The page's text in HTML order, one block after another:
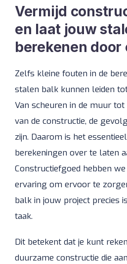
Vermijd
en laat jouw
berekenen door
Zelfs kleine fouten in de
stalen balk kunnen leiden
Van scheuren in de muur
van de constructie, de
zijn. Daarom is het
berekeningen over te laten
Constructiefgoed hebben
ervaring om ervoor te
balk in jouw project precies
taak.
Dit betekent dat je kunt
duurzame constructie die